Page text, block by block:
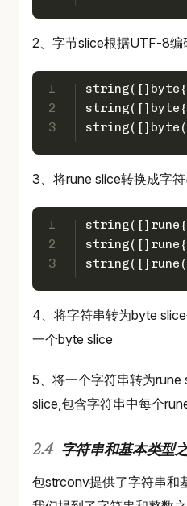
2、字节slice根据UTF-8编
1
2
3
string([] byte {
string([] byte
string([] byte (
3、将rune slice转换成字
1
2
3
string([] rune {
string([] rune
string([] rune (
4、将字符串转为byte
一个byte slice
5、将一个字符串转为rune
slice,包含字符串中每个
字符串和基本类型
包strconv提供了字符串和